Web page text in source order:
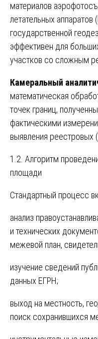
материалов
летательных
государственной
эффективен для
участков со сложным
Камеральный
математическая
точек границ,
фактическими
выявления реестровых
1.2. Алгоритм
площади
Стандартный процесс
анализ
и технических
межевой план,
изучение сведений
данных ЕГРН;
выход на местность,
поиск сохранившихся